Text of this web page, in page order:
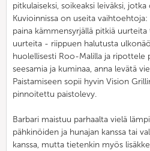
pitkulaiseksi, soikeaksi leiväksi,
Kuvioinnissa on useita
paina kämmensyrjällä pitkiä
uurteita - riippuen halutusta
huolellisesti Roo-Malilla ja ripottele
seesamia ja kuminaa, anna levätä
Paistamiseen sopii hyvin Vision
pinnoitettu paistolevy.
Barbari maistuu parhaalta vielä
pähkinöiden ja hunajan kanssa tai
kanssa, mutta tietenkin myös